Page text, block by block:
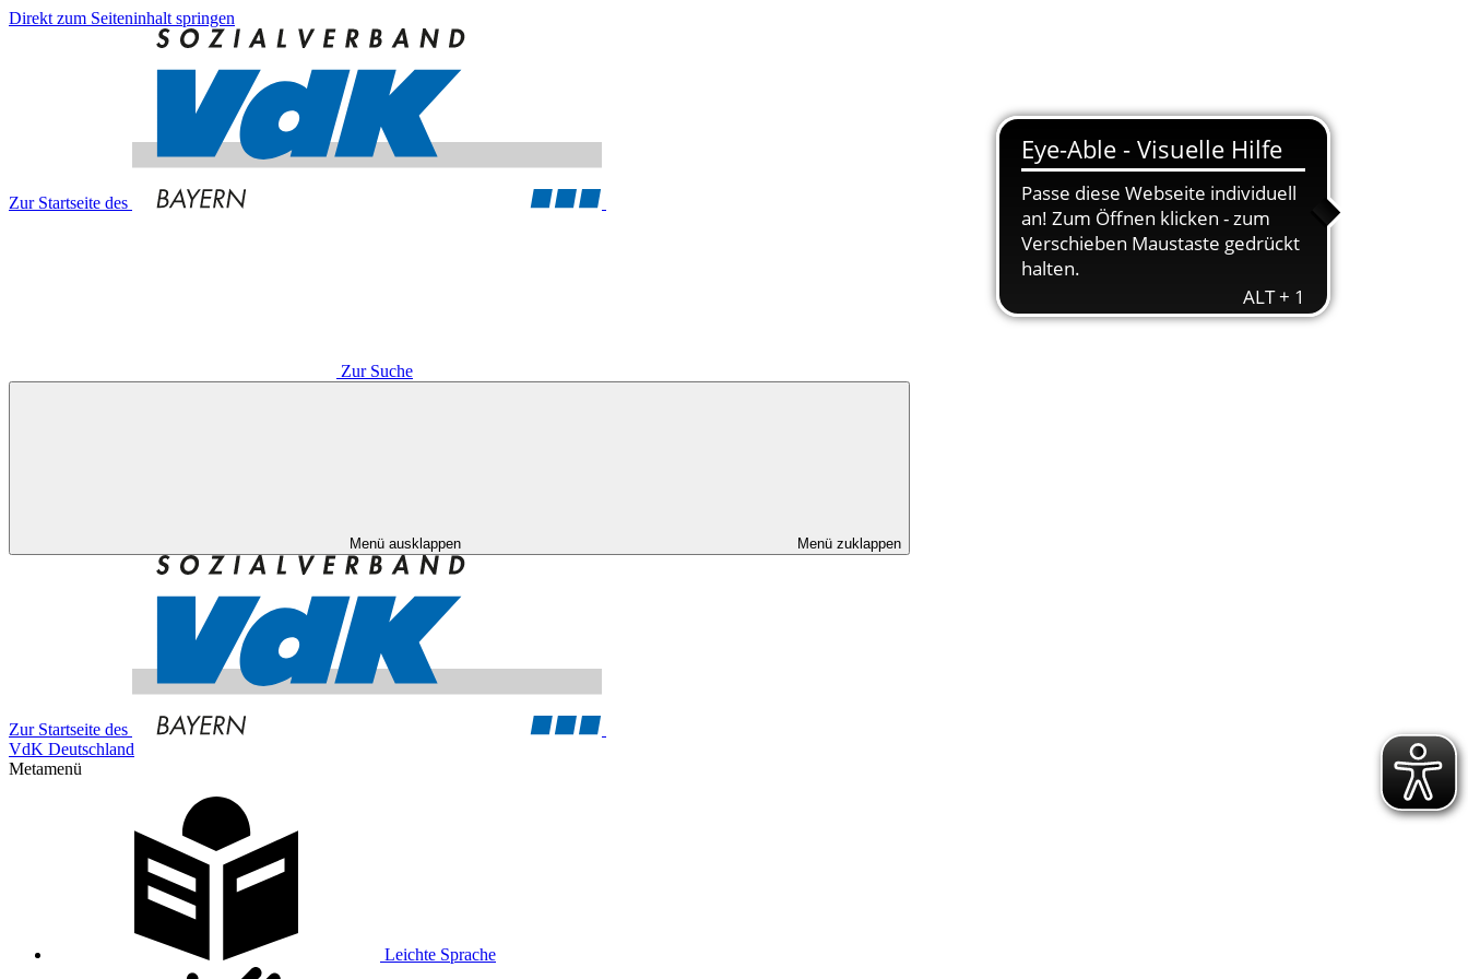
Direkt zum Seiteninhalt springen
Zur Startseite des
Zur Suche
Menü ausklappen Menü zuklappen
Zur Startseite des
VdK Deutschland
Metamenü
Leichte Sprache